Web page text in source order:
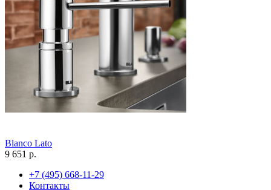
Blanco Lato
9 651 р.
+7 (495) 668-11-29
Контакты